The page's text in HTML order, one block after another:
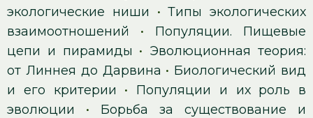
экологические ниши •Типы экологических
взаимоотношений • Популяции. Пищевые
цепи и пирамиды • Эволюционная теория:
от Линнея до Дарвина • Биологический вид
и его критерии • Популяции и их роль в
эволюции • Борьба за существование и